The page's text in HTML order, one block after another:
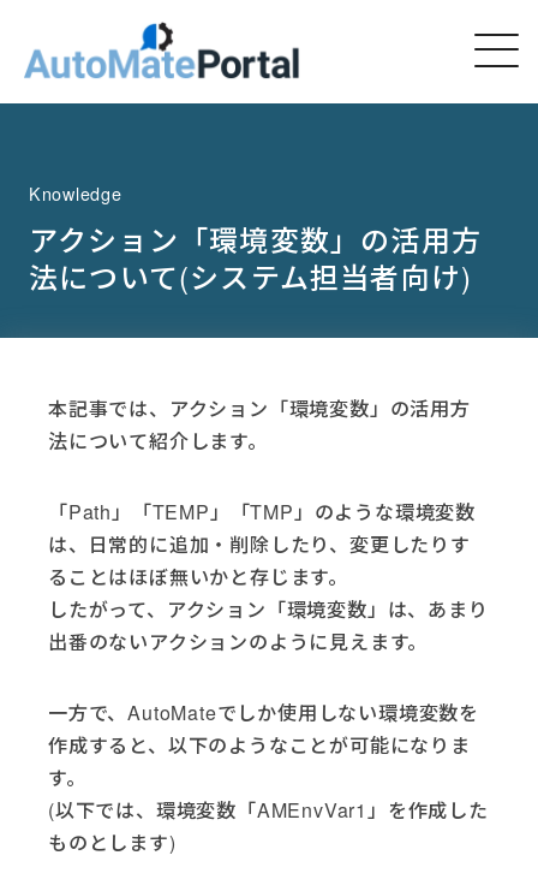
Knowledge
アクション「環境変数」の活用方
法について(システム担当者向け)
本記事では、アクション「環境変数」の活用方
法について紹介します。
「Path」「TEMP」「TMP」のような環境変数
は、日常的に追加・削除したり、変更したりす
ることはほぼ無いかと存じます。
したがって、アクション「環境変数」は、あまり
出番のないアクションのように見えます。
一方で、AutoMateでしか使用しない環境変数を
作成すると、以下のようなことが可能になりま
す。
(以下では、環境変数「AMEnvVar1」を作成した
ものとします)